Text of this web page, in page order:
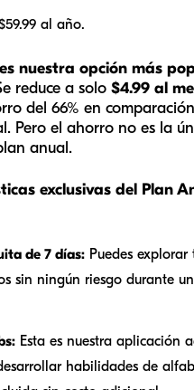
al año.
nuestra opción más
reduce a solo $4.99 al
del 66% en
Pero el ahorro no es la
anual.
exclusivas del Plan
de 7 días: Puedes
sin ningún riesgo durante
Esta es nuestra aplicación
habilidades de